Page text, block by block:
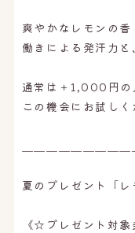
爽やかなレモンの
働きによる発汗力と
通常は＋1,000円の
この機会にお試し
夏のプレゼント「レ
《☆プレゼント対象